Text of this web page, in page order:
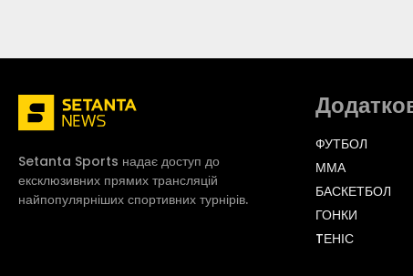
Setanta Sports надає доступ до
ексклюзивних прямих трансляцій
найпопулярніших спортивних турнірів.
ФУТБОЛ
ММА
БАСКЕТБОЛ
ГОНКИ
TЕНІС